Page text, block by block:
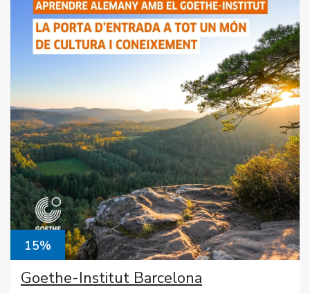
15%
Goethe-Institut Barcelona